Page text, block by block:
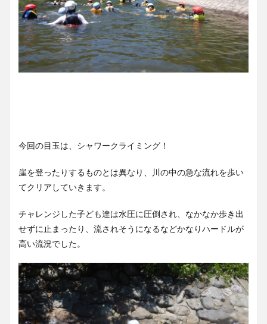
今回の目玉は、シャワークライミング！
崖を登ったりするものとは異なり、川の中の急な流れを歩い
てクリアしていきます。
チャレンジした子ども達は水圧に圧倒され、なかなか歩き出
せずに止まったり、流されそうになるなどかなりハードルが
高い流況でした。